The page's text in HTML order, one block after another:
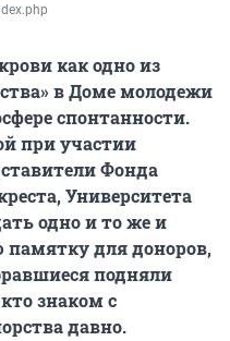
как одно из
в Доме молодежи
спонтанности.
при участии
Фонда
Университета
одно и то же и
памятку для доноров,
подняли
знаком с
давно.